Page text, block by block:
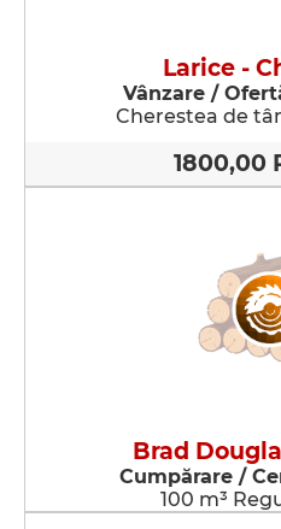
Larice -
Vânzare /
Cherestea de
1800,00
Brad
Cumpărare /
100 m³